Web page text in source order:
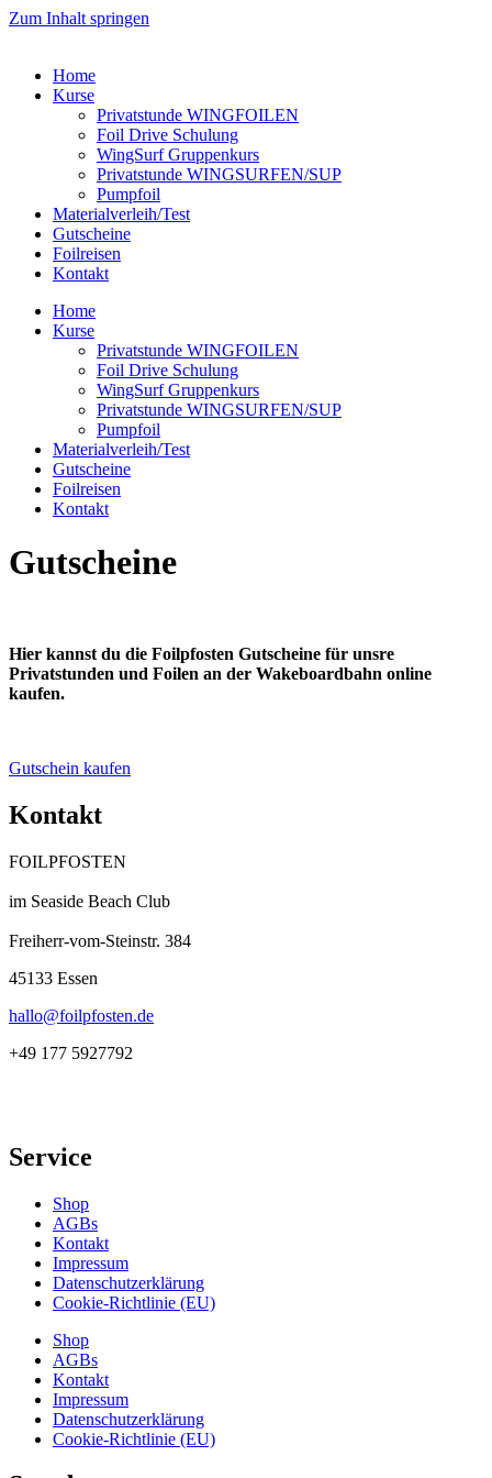
Zum Inhalt springen
Home
Kurse
Privatstunde WINGFOILEN
Foil Drive Schulung
WingSurf Gruppenkurs
Privatstunde WINGSURFEN/SUP
Pumpfoil
Materialverleih/Test​
Gutscheine
Foilreisen
Kontakt
Home
Kurse
Privatstunde WINGFOILEN
Foil Drive Schulung
WingSurf Gruppenkurs
Privatstunde WINGSURFEN/SUP
Pumpfoil
Materialverleih/Test​
Gutscheine
Foilreisen
Kontakt
Gutscheine
Hier kannst du die Foilpfosten Gutscheine für unsre
Privatstunden und Foilen an der Wakeboardbahn online
kaufen.
Gutschein kaufen
Kontakt
FOILPFOSTEN
im Seaside Beach Club
Freiherr-vom-Steinstr. 384
45133 Essen
hallo@foilpfosten.de
+49 177 5927792
Service
Shop
AGBs
Kontakt
Impressum
Datenschutzerklärung
Cookie-Richtlinie (EU)
Shop
AGBs
Kontakt
Impressum
Datenschutzerklärung
Cookie-Richtlinie (EU)